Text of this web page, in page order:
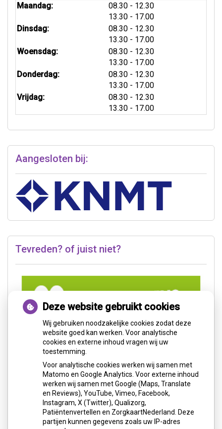
Maandag: 08.30 tot
- 12.30
13.30 tot
- 17.00
Dinsdag:
08.30 tot
- 12.30
13.30 tot
- 17.00
Woensdag:
08.30 tot
- 12.30
13.30 tot
- 17.00
Donderdag:
08.30 tot
- 12.30
13.30 tot
- 17.00
Vrijdag:
08.30 tot
- 12.30
13.30 tot
- 17.00
Aangesloten bij:
Tevreden? of juist niet?
Deze website gebruikt cookies
Wij gebruiken noodzakelijke cookies zodat deze
website goed kan werken. Voor analytische
cookies en externe inhoud vragen wij uw
toestemming.
Voor analytische cookies werken wij samen met
Matomo en Google Analytics. Voor externe inhoud
werken wij samen met Google (Maps, Translate
en Reviews), YouTube, Vimeo, Facebook,
Instagram, X (Twitter), Qualizorg,
Patiëntenvertellen en ZorgkaartNederland. Deze
partijen kunnen gegevens zoals uw IP-adres